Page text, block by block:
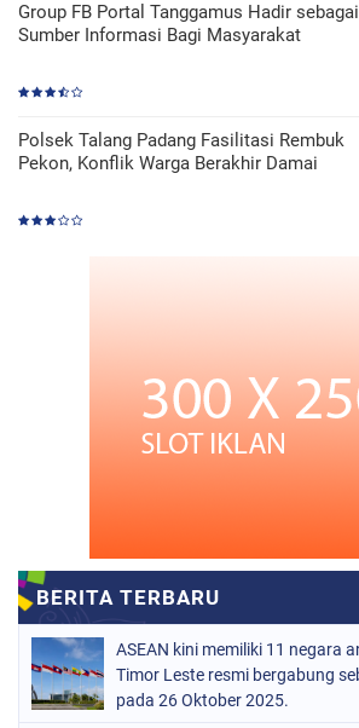
Group FB Portal Tanggamus Hadir sebagai
Sumber Informasi Bagi Masyarakat
Polsek Talang Padang Fasilitasi Rembuk
Pekon, Konflik Warga Berakhir Damai
ASEAN kini memiliki 11 negara
Timor Leste resmi bergabung
pada 26 Oktober 2025.